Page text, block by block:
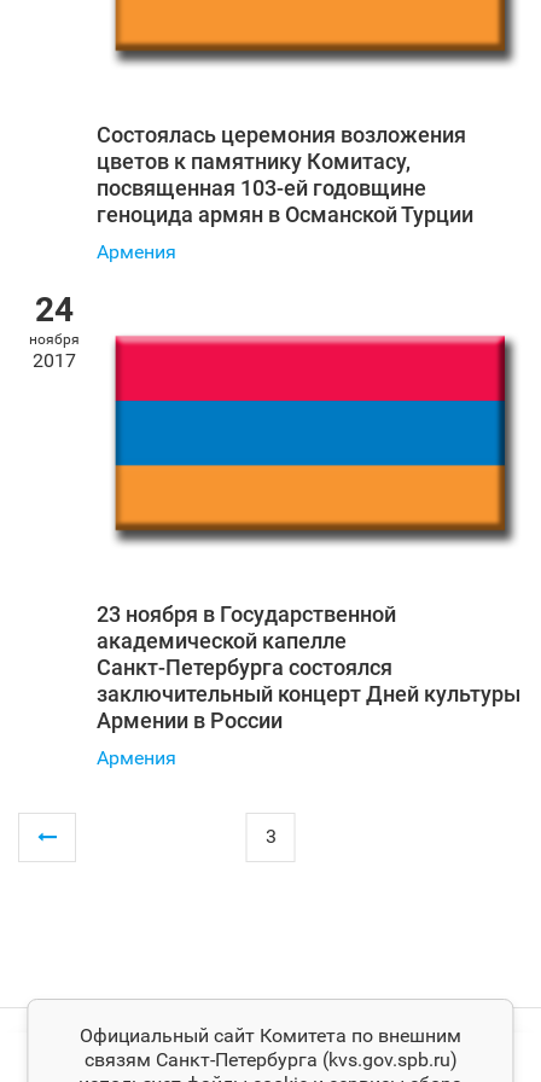
Состоялась церемония возложения
цветов к памятнику Комитасу,
посвященная 103-ей годовщине
геноцида армян в Османской Турции
Армения
24
ноября
2017
23 ноября в Государственной
академической капелле
Санкт‑Петербурга состоялся
заключительный концерт Дней культуры
Армении в России
Армения
3
Официальный сайт Комитета по внешним
связям Санкт‑Петербурга (kvs.gov.spb.ru)